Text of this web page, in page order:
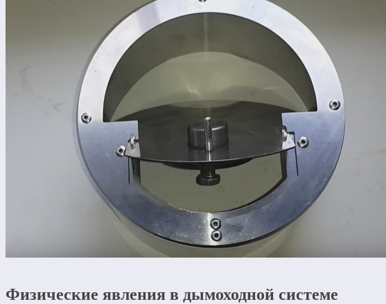
Физические явления в дымоходной системе